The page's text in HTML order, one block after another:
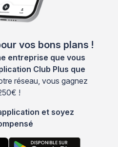
vos bons plans !
entreprise que vous
Club Plus que
réseau, vous gagnez
!
et soyez